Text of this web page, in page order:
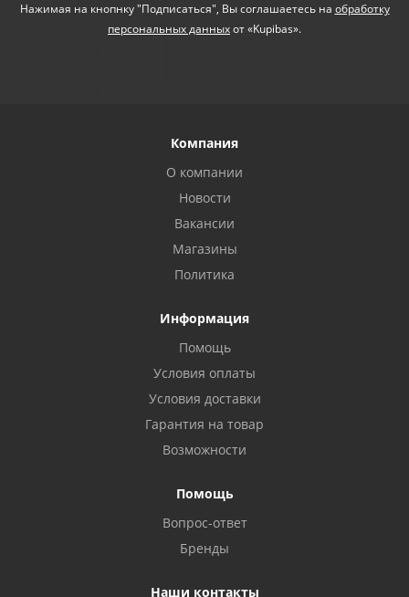
Нажимая на кнопнку "Подписаться", Вы соглашаетесь на обработку
персональных данныхот «Kupibas».
Компания
О компании
Новости
Вакансии
Магазины
Политика
Информация
Помощь
Условия оплаты
Условия доставки
Гарантия на товар
Возможности
Помощь
Вопрос-ответ
Бренды
Наши контакты